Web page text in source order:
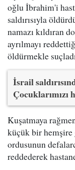
oğlu İbrahim'i
saldırısıyla
namazı kıldıran
ayrılmayı
öldürmekle
İsrail
Çocuklarımızı
Kuşatmaya
küçük bir hemşire
ordusunun
reddederek